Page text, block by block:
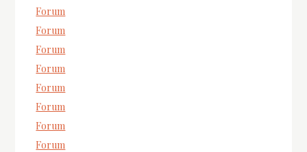
Forum
Forum
Forum
Forum
Forum
Forum
Forum
Forum